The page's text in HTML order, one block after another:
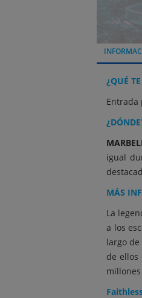
¿QUÉ
Entrada
igual
MÁS
La
a los
largo
de ellos